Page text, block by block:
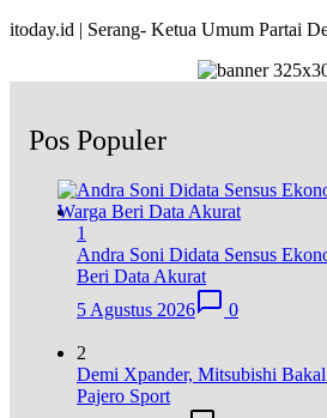
itoday.id | Serang- Ketua Umum Partai
Pos Populer
1
Andra Soni Didata Sensus
Beri Data Akurat
5 Agustus 2026
0
2
Demi Xpander, Mitsubishi
Pajero Sport